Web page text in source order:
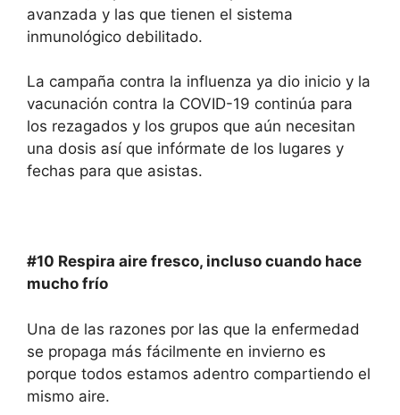
avanzada y las que tienen el sistema
inmunológico debilitado.
La campaña contra la influenza ya dio inicio y la
vacunación contra la COVID-19 continúa para
los rezagados y los grupos que aún necesitan
una dosis así que infórmate de los lugares y
fechas para que asistas.
#10 Respira aire fresco, incluso cuando hace
mucho frío
Una de las razones por las que la enfermedad
se propaga más fácilmente en invierno es
porque todos estamos adentro compartiendo el
mismo aire.